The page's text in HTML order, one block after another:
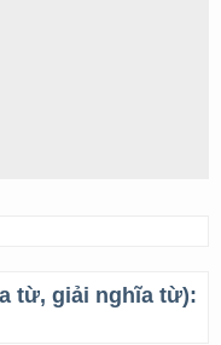
từ, giải nghĩa từ):